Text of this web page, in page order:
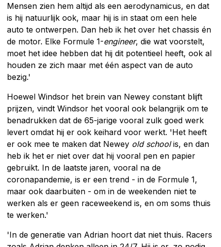
Mensen zien hem altijd als een aerodynamicus, en dat
is hij natuurlijk ook, maar hij is in staat om een hele
auto te ontwerpen. Dan heb ik het over het chassis én
de motor. Elke Formule 1-engineer, die wat voorstelt,
moet het idee hebben dat hij dit potentieel heeft, ook al
houden ze zich maar met één aspect van de auto
bezig.'
Hoewel Windsor het brein van Newey constant blijft
prijzen, vindt Windsor het vooral ook belangrijk om te
benadrukken dat de 65-jarige vooral zulk goed werk
levert omdat hij er ook keihard voor werkt. 'Het heeft
er ook mee te maken dat Newey old schoolis, en dan
heb ik het er niet over dat hij vooral pen en papier
gebruikt. In de laatste jaren, vooral na de
coronapandemie, is er een trend - in de Formule 1,
maar ook daarbuiten - om in de weekenden niet te
werken als er geen raceweekend is, en om soms thuis
te werken.'
'In de generatie van Adrian hoort dat niet thuis. Racers